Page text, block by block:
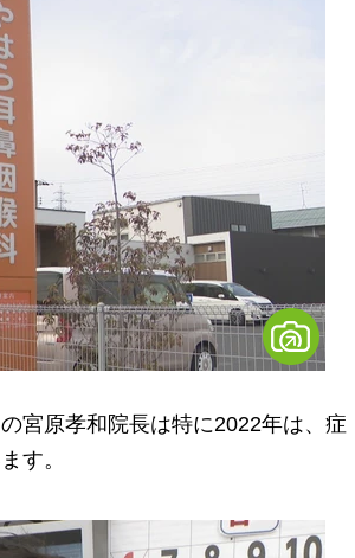
宮原孝和院長は特に2022年は、症
す。